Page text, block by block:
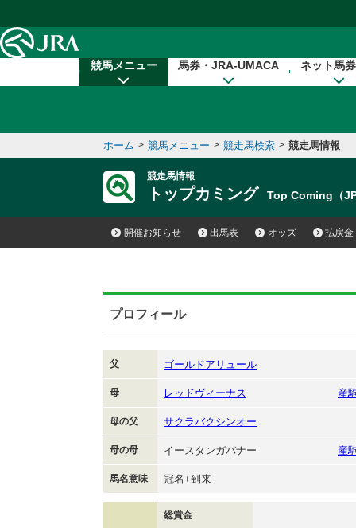
競馬メニュー 馬券・JRA-UMACA ネット馬
ホーム > 競馬メニュー > 競走馬検索 > 競走馬情報
競走馬情報
トップカミング Top Coming（
開催お知らせ 出馬表 オッズ 払戻金
プロフィール
父 ゴールドアリュール
母 レッドヴィーナス 産
母の父 サクラバクシンオー
母の母 イースタンガバナー 産
馬名意味 冠名+到来
総賞金